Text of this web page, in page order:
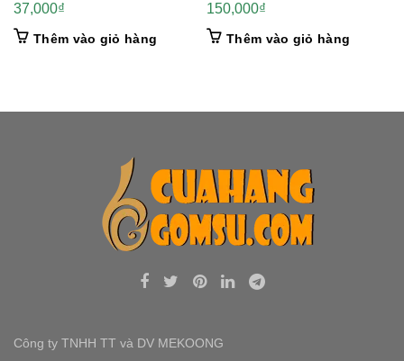
37,000₫
Thêm vào giỏ hàng
150,000₫
Thêm vào giỏ hàng
Công ty TNHH TT và DV MEKOONG